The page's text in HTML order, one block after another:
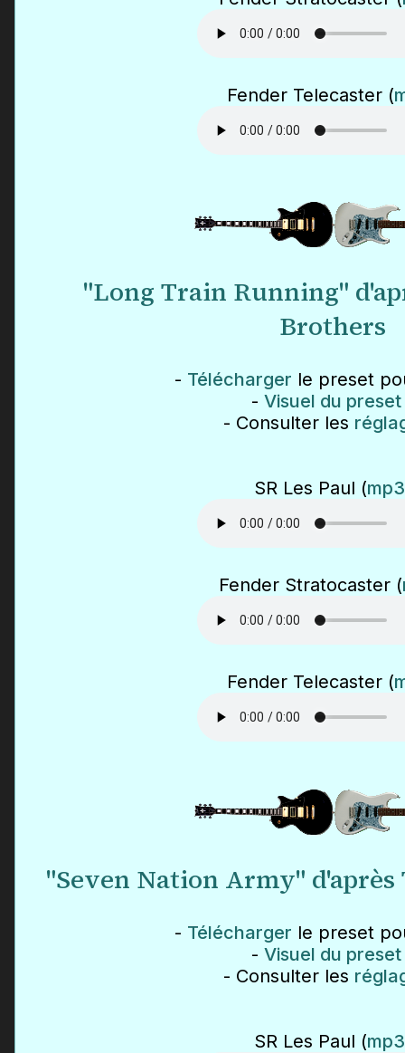
Fender Telecaster (
"Long Train Running"
Brothers
- Télécharger le preset
- Visuel du preset
- Consulter les
SR Les Paul (mp3
Fender Stratocaster (
Fender Telecaster (
"Seven Nation Army"
- Télécharger le preset
- Visuel du preset
- Consulter les
SR Les Paul (mp3